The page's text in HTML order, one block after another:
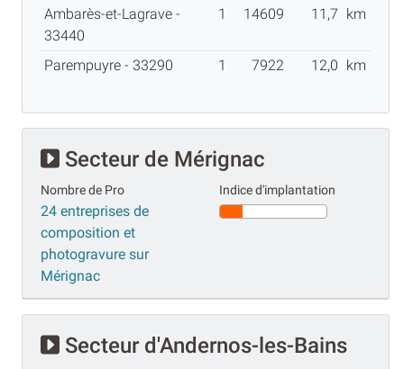
Ambarès-et-Lagrave -
33440
1 14609 11,7 km
Parempuyre - 33290 1 7922 12,0 km
Secteur de Mérignac
Nombre de Pro
24 entreprises de
composition et
photogravure sur
Mérignac
Indice d'implantation
Secteur d'Andernos-les-Bains